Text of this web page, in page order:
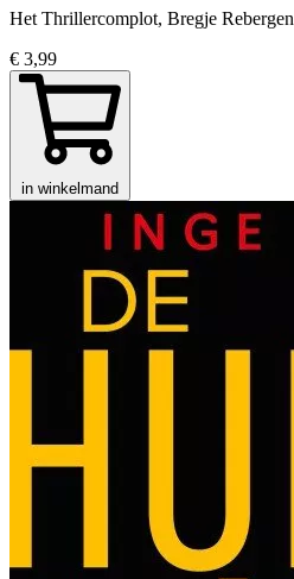
Het Thrillercomplot, Bregje Rebergen
€ 3,99
in winkelmand